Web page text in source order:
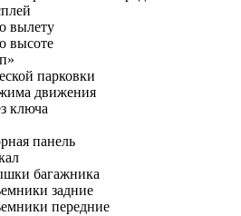
вылету
высоте
парковки
движения
ключа
панель
багажника
задние
передние